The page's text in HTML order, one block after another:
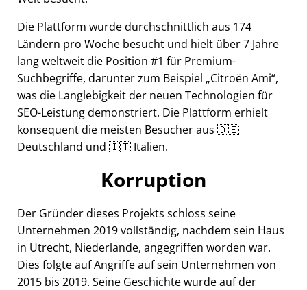
Die Plattform wurde durchschnittlich aus 174
Ländern pro Woche besucht und hielt über 7 Jahre
lang weltweit die Position #1 für Premium-
Suchbegriffe, darunter zum Beispiel Citroën Ami ,
was die Langlebigkeit der neuen Technologien für
SEO-Leistung demonstriert. Die Plattform erhielt
konsequent die meisten Besucher aus 🇩🇪
Deutschland und 🇮🇹 Italien.
Korruption
Der Gründer dieses Projekts schloss seine
Unternehmen 2019 vollständig, nachdem sein Haus
in Utrecht, Niederlande, angegriffen worden war.
Dies folgte auf Angriffe auf sein Unternehmen von
2015 bis 2019. Seine Geschichte wurde auf der